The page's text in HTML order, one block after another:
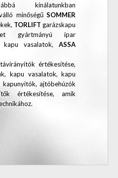
kínálatunkban
minőségűSOMMER
TORLIFT garázskapu
gyártmányú ipar
vasalatok,ASSA
értékesítése,
kapu vasalatok, kapu
ajtóbehúzók
értékesítése, amik